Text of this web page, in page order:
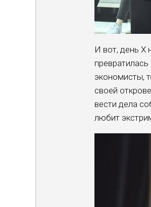
И вот, день Х
экономисты,
своей
вести дела
любит